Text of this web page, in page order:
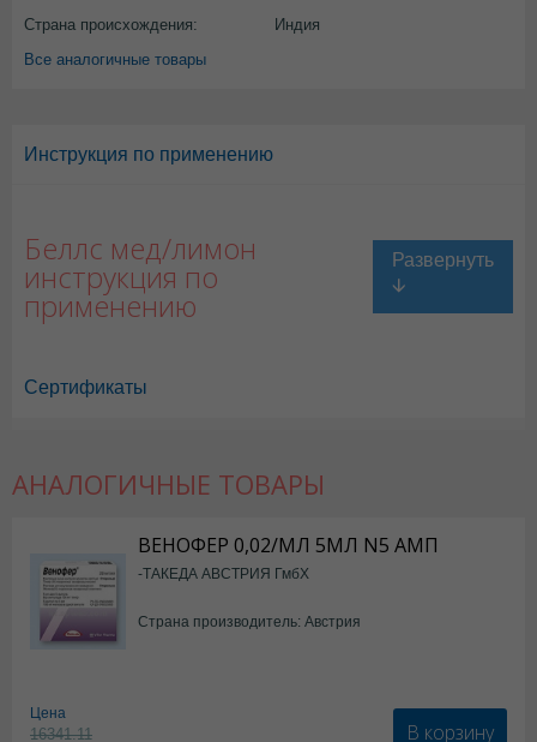
Страна происхождения:
Индия
Все аналогичные товары
Инструкция по применению
Беллс мед/лимон
инструкция по
применению
Сертификаты
АНАЛОГИЧНЫЕ ТОВАРЫ
ВЕНОФЕР 0,02/МЛ 5МЛ N5 АМП
-ТАКЕДА АВСТРИЯ ГмбХ
Страна производитель: Австрия
Цена
16341.11 В корзину